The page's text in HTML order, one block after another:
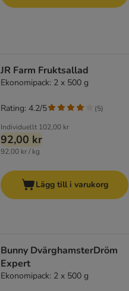
JR Farm Fruktsallad
Ekonomipack: 2 x 500 g
Individuellt 102,00 kr
92,00 kr
92,00 kr / kg
Rating: 4.2/5 (5)
Lägg till i varukorg
Bunny DvärghamsterDröm
Expert
Ekonomipack: 2 x 500 g